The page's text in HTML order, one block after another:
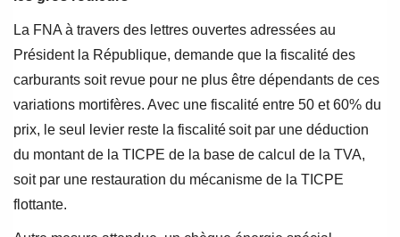
La FNA à travers des lettres ouvertes adressées au
Président la République, demande que la fiscalité des
carburants soit revue pour ne plus être dépendants de ces
variations mortifères. Avec une fiscalité entre 50 et 60% du
prix, le seul levier reste la fiscalité soit par une déduction
du montant de la TICPE de la base de calcul de la TVA,
soit par une restauration du mécanisme de la TICPE
flottante.